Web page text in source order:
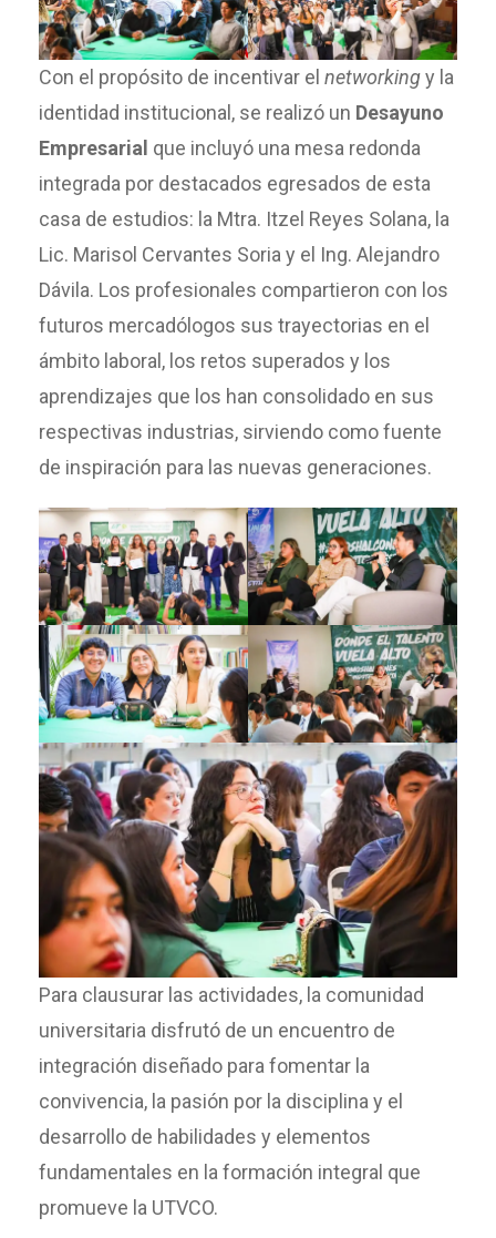
Con el propósito de incentivar el networkingy la
identidad institucional, se realizó un Desayuno
Empresarial que incluyó una mesa redonda
integrada por destacados egresados de esta
casa de estudios: la Mtra. Itzel Reyes Solana, la
Lic. Marisol Cervantes Soria y el Ing. Alejandro
Dávila. Los profesionales compartieron con los
futuros mercadólogos sus trayectorias en el
ámbito laboral, los retos superados y los
aprendizajes que los han consolidado en sus
respectivas industrias, sirviendo como fuente
de inspiración para las nuevas generaciones.
Para clausurar las actividades, la comunidad
universitaria disfrutó de un encuentro de
integración diseñado para fomentar la
convivencia, la pasión por la disciplina y el
desarrollo de habilidades y elementos
fundamentales en la formación integral que
promueve la UTVCO.